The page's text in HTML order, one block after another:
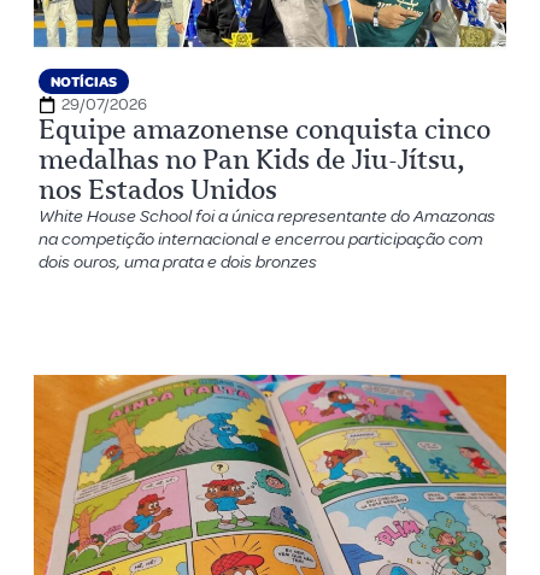
NOTÍCIAS
29/07/2026
Equipe amazonense conquista cinco
medalhas no Pan Kids de Jiu-Jítsu,
nos Estados Unidos
White House School foi a única representante do Amazonas
na competição internacional e encerrou participação com
dois ouros, uma prata e dois bronzes